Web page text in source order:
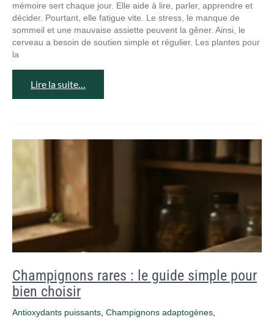
mémoire sert chaque jour. Elle aide à lire, parler, apprendre et
décider. Pourtant, elle fatigue vite. Le stress, le manque de
sommeil et une mauvaise assiette peuvent la gêner. Ainsi, le
cerveau a besoin de soutien simple et régulier. Les plantes pour
la
Lire la suite…
Champignons rares : le guide simple pour
bien choisir
Antioxydants puissants Champignons adaptogènes